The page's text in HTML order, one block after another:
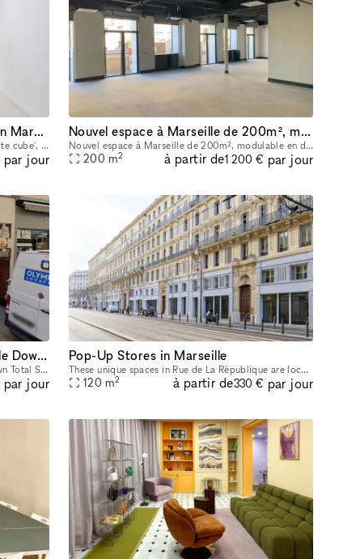
Espace white cube sur rue en plein Marseille
Nous proposons à la location un espace 'white cube', idéal pour accueillir des projets artistiques, événements privés ou présentations professionnelles. Sa grande hauteur sous plafond confère une res
par jour
Nouvel espace à Marseille de 200m², modulable en deux cellules avec stockage.
Nouvel espace à Marseille de 200m², modulable en deux cellules avec stockage. - Boutique située dans l'hyper centre de Marseille, au départ de la Canebière, rue la plus connue de Marseille • Passage
200 m2 à partir de1 200 € par jour
Boutique Shop for Rent - Marseille Downtown
Boutique Shop for Rent - Marseille Downtown Total Size: 119 sqm Ground Floor: 88 sqm 1st Floor: 31 sqm
par jour
Pop-Up Stores in Marseille
These unique spaces in Rue de La République are located in the heart of Marseille's retail activity and dynamism! These spaces are truly a one-of-kind Retail Pop-Up Store opportunity to target the So
120 m2 à partir de330 € par jour